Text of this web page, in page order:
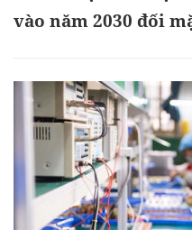
vào năm 2030 đối